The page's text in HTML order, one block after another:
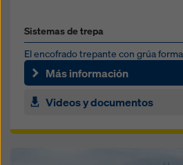
Sistemas de trepa
El encofrado trepante con grúa
plegable K y un panel de encofrado
Más información
Videos y documentos